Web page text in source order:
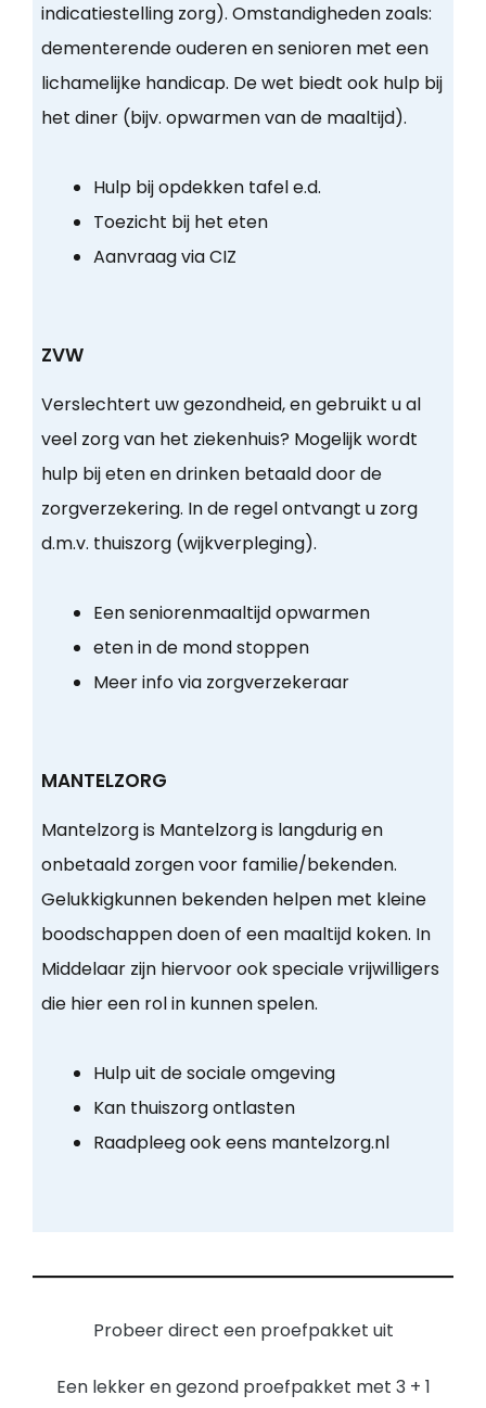
indicatiestelling zorg). Omstandigheden zoals:
dementerende ouderen en senioren met een
lichamelijke handicap. De wet biedt ook hulp bij
het diner (bijv. opwarmen van de maaltijd).
Hulp bij opdekken tafel e.d.
Toezicht bij het eten
Aanvraag via CIZ
ZVW
Verslechtert uw gezondheid, en gebruikt u al
veel zorg van het ziekenhuis? Mogelijk wordt
hulp bij eten en drinken betaald door de
zorgverzekering. In de regel ontvangt u zorg
d.m.v. thuiszorg (wijkverpleging).
Een seniorenmaaltijd opwarmen
eten in de mond stoppen
Meer info via zorgverzekeraar
MANTELZORG
Mantelzorg is Mantelzorg is langdurig en
onbetaald zorgen voor familie/bekenden.
Gelukkigkunnen bekenden helpen met kleine
boodschappen doen of een maaltijd koken. In
Middelaar zijn hiervoor ook speciale vrijwilligers
die hier een rol in kunnen spelen.
Hulp uit de sociale omgeving
Kan thuiszorg ontlasten
Raadpleeg ook eens mantelzorg.nl
Probeer direct een proefpakket uit
Een lekker en gezond proefpakket met 3 + 1